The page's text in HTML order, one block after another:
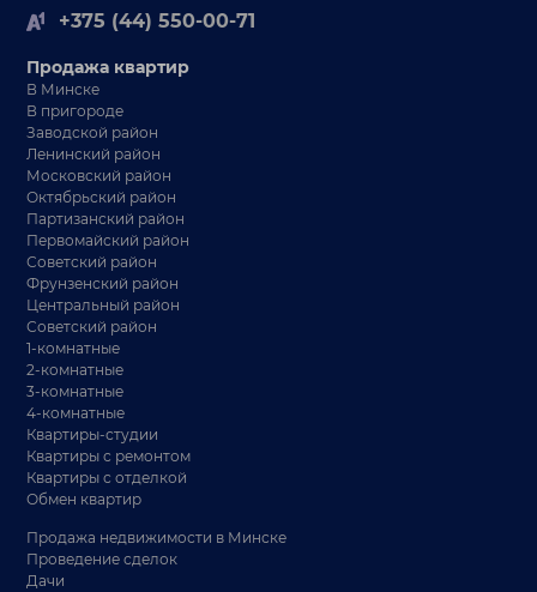
+375 (44) 550-00-71
Продажа квартир
В Минске
В пригороде
Заводской район
Ленинский район
Московский район
Октябрьский район
Партизанский район
Первомайский район
Советский район
Фрунзенский район
Центральный район
Советский район
1-комнатные
2-комнатные
3-комнатные
4-комнатные
Квартиры-студии
Квартиры с ремонтом
Квартиры с отделкой
Обмен квартир
Продажа недвижимости в Минске
Проведение сделок
Дачи